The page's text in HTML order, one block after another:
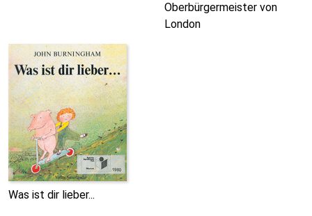
Oberbürgermeister von
London
Was ist dir lieber...